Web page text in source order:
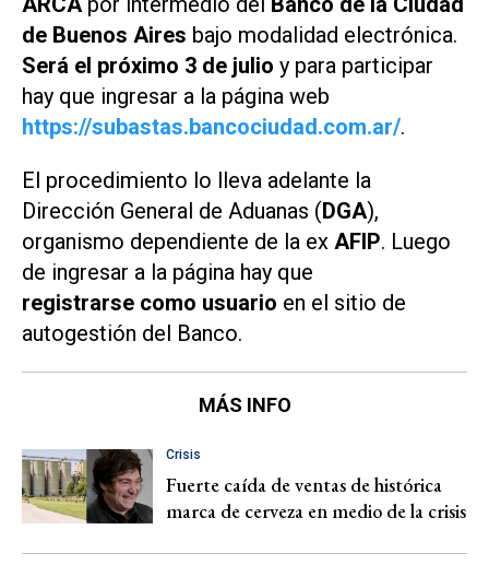
de Buenos Aires bajo modalidad electrónica.
Será el próximo 3 de julio y para participar
hay que ingresar a la página web
https://subastas.bancociudad.com.ar/.
El procedimiento lo lleva adelante la
Dirección General de Aduanas (DGA),
organismo dependiente de la ex AFIP. Luego
de ingresar a la página hay que
registrarse como usuario en el sitio de
autogestión del Banco.
MÁS INFO
Crisis
Fuerte caída de ventas de histórica
marca de cerveza en medio de la crisis